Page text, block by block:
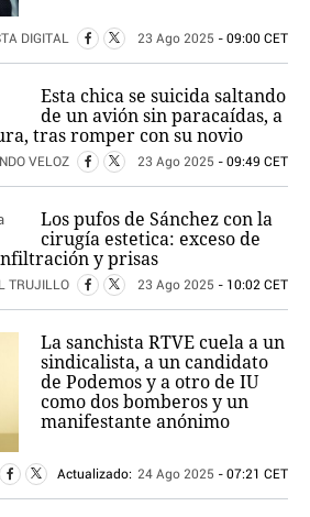
DIGITAL 23 Ago 2025 - 09:00 CET
Esta chica se suicida saltando
de un avión sin paracaídas, a
tras romper con su novio
VELOZ 23 Ago 2025 - 09:49 CET
Los pufos de Sánchez con la
cirugía estetica: exceso de
y prisas
TRUJILLO 23 Ago 2025 - 10:02 CET
La sanchista RTVE cuela a un
sindicalista, a un candidato
de Podemos y a otro de IU
como dos bomberos y un
manifestante anónimo
Actualizado: 24 Ago 2025 - 07:21 CET